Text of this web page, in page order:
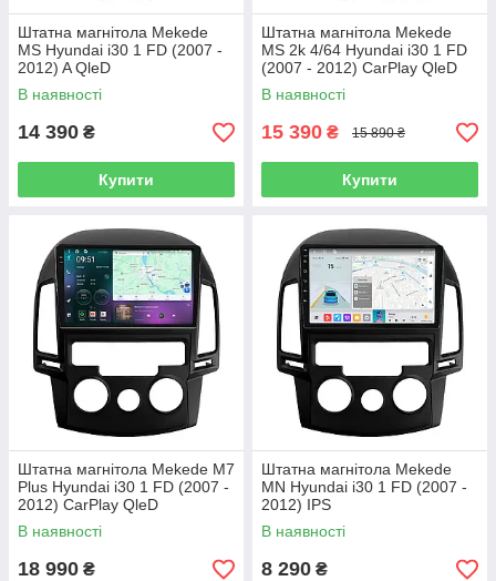
Штатна магнітола Mekede
MS Hyundai i30 1 FD (2007 -
2012) A QleD
В наявності
14 390 ₴
Купити
Штатна магнітола Mekede
MS 2k 4/64 Hyundai i30 1 FD
(2007 - 2012) CarPlay QleD
В наявності
15 390 ₴ 15 890 ₴
Купити
Штатна магнітола Mekede M7
Plus Hyundai i30 1 FD (2007 -
2012) CarPlay QleD
В наявності
18 990 ₴
Штатна магнітола Mekede
MN Hyundai i30 1 FD (2007 -
2012) IPS
В наявності
8 290 ₴